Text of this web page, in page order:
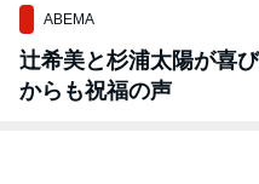
ABEMA
辻希美と杉浦太陽が喜
からも祝福の声